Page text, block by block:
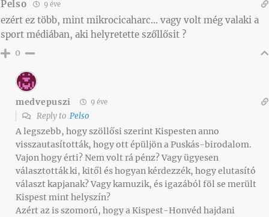
Pelso 9 éve
ezért ez több, mint mikrocicaharc… vagy volt még valaki a
sport médiában, aki helyretette szőllősit ?
0
medvepuszi 9 éve
Reply to Pelso
A legszebb, hogy szöllősi szerint Kispesten anno
visszautasították, hogy ott épüljön a Puskás-birodalom.
Vajon hogy érti? Nem volt rá pénz? Vagy ügyesen
választották ki, kitől és hogyan kérdezzék, hogy elutasító
választ kapjanak? Vagy kamuzik, és igazából föl se merült
Kispest mint helyszín?
Azért az is szomorú, hogy a Kispest-Honvéd hajdani